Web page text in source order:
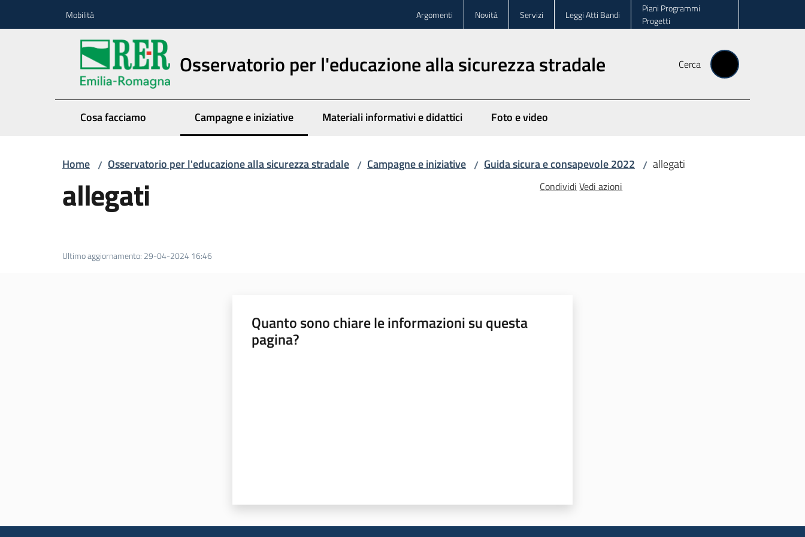
Mobilità Argomenti Novità Servizi Leggi Atti Bandi
Piani Programmi
Progetti
Osservatorio per l'educazione alla sicurezza stradale Cerca
Cosa facciamo Campagne e iniziative
Menu selezionato Materiali informativi e didattici Foto e video
Home / Osservatorio per l'educazione alla sicurezza stradale / Campagne e iniziative / Guida sicura e consapevole 2022 / allegati
allegati Condividi Vedi azioni
Ultimo aggiornamento: 29-04-2024 16:46
Quanto sono chiare le informazioni su questa
pagina?